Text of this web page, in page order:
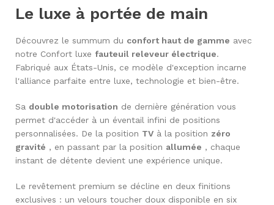
Le luxe à portée de main
Découvrez le summum du confort haut de gamme avec
notre Confort luxe fauteuil releveur électrique.
Fabriqué aux États-Unis, ce modèle d'exception incarne
l'alliance parfaite entre luxe, technologie et bien-être.
Sa double motorisation de dernière génération vous
permet d'accéder à un éventail infini de positions
personnalisées. De la position TV à la position zéro
gravité , en passant par la position allumée , chaque
instant de détente devient une expérience unique.
Le revêtement premium se décline en deux finitions
exclusives : un velours toucher doux disponible en six